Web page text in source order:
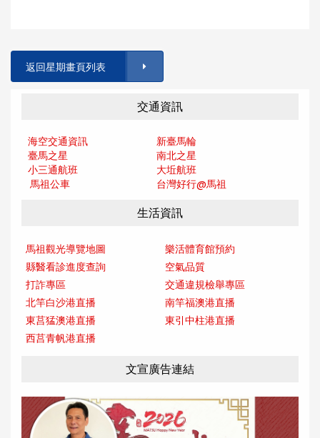
返回星期畫頁列表
交通資訊
海空交通資訊
新臺馬輪
臺馬之星
南北之星
小三通航班
大坵航班
馬祖公車
台灣好行@馬祖
生活資訊
馬祖觀光導覽地圖
樂活體育館預約
縣醫看診進度查詢
空氣品質
打詐專區
交通違規檢舉專區
北竿白沙港直播
南竿福澳港直播
東莒猛澳港直播
東引中柱港直播
西莒青帆港直播
文宣廣告連結